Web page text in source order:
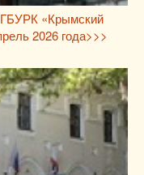
«Крымский
2026 года>>>